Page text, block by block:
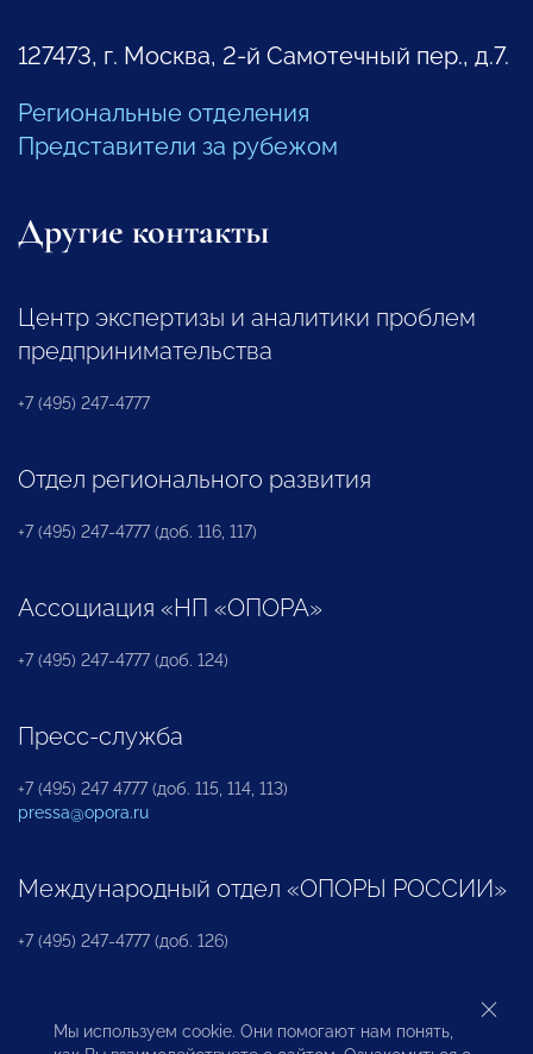
127473, г. Москва, 2-й Самотечный пер., д.7.
Региональные отделения
Представители за рубежом
Другие контакты
Центр экспертизы и аналитики проблем
предпринимательства
+7 (495) 247-4777
Отдел регионального развития
+7 (495) 247-4777 (доб. 116, 117)
Ассоциация «НП «ОПОРА»
+7 (495) 247-4777 (доб. 124)
Пресс-служба
+7 (495) 247 4777 (доб. 115, 114, 113)
pressa@opora.ru
Международный отдел «ОПОРЫ РОССИИ»
+7 (495) 247-4777 (доб. 126)
Бюро по защите прав предпринимателей и
Мы используем cookie. Они помогают нам понять,